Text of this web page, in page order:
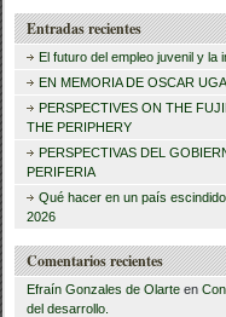
u
s
c
a
:
Entradas recientes
El futuro del empleo juvenil y la
EN MEMORIA DE OSCAR
PERSPECTIVES ON THE
THE PERIPHERY
PERSPECTIVAS DEL
PERIFERIA
Qué hacer en un país
2026
Comentarios recientes
Efraín Gonzales de Olarte en
del desarrollo.